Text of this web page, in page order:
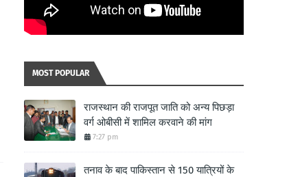
MOST POPULAR
राजस्थान की राजपूत जाति को अन्य पिछड़ा
वर्ग ओबीसी में शामिल करवाने की मांग
7:27 pm
तनाव के बाद पाकिस्तान से 150 यात्रियों के